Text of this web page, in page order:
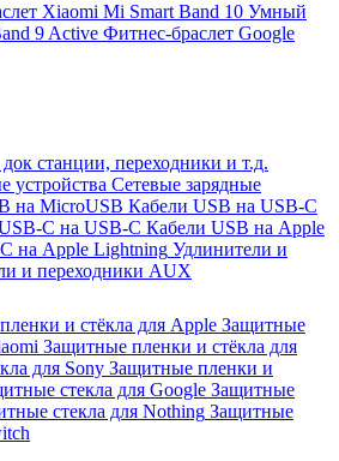
Xiaomi Mi Smart Band 10 Умный
9 Active Фитнес-браслет Google
станции, переходники и т.д.
устройства Сетевые зарядные
на MicroUSB Кабели USB на USB-C
C на USB-C Кабели USB на Apple
на Apple Lightning Удлинители и
и переходники AUX
и стёкла для Apple Защитные
Защитные пленки и стёкла для
для Sony Защитные пленки и
стекла для Google Защитные
стекла для Nothing Защитные